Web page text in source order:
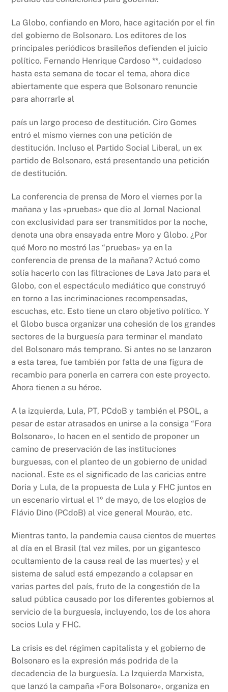
La Globo, confiando en Moro, hace agitación por el fin
del gobierno de Bolsonaro. Los editores de los
principales periódicos brasileños defienden el juicio
político. Fernando Henrique Cardoso **, cuidadoso
hasta esta semana de tocar el tema, ahora dice
abiertamente que espera que Bolsonaro renuncie
para ahorrarle al
país un largo proceso de destitución. Ciro Gomes
entró el mismo viernes con una petición de
destitución. Incluso el Partido Social Liberal, un ex
partido de Bolsonaro, está presentando una petición
de destitución.
La conferencia de prensa de Moro el viernes por la
mañana y las «pruebas» que dio al Jornal Nacional
con exclusividad para ser transmitidos por la noche,
denota una obra ensayada entre Moro y Globo. ¿Por
qué Moro no mostró las “pruebas» ya en la
conferencia de prensa de la mañana? Actuó como
solía hacerlo con las filtraciones de Lava Jato para el
Globo, con el espectáculo mediático que construyó
en torno a las incriminaciones recompensadas,
escuchas, etc. Esto tiene un claro objetivo político. Y
el Globo busca organizar una cohesión de los grandes
sectores de la burguesía para terminar el mandato
del Bolsonaro más temprano. Si antes no se lanzaron
a esta tarea, fue también por falta de una figura de
recambio para ponerla en carrera con este proyecto.
Ahora tienen a su héroe.
A la izquierda, Lula, PT, PCdoB y también el PSOL, a
pesar de estar atrasados en unirse a la consiga “Fora
Bolsonaro», lo hacen en el sentido de proponer un
camino de preservación de las instituciones
burguesas, con el planteo de un gobierno de unidad
nacional. Este es el significado de las caricias entre
Doria y Lula, de la propuesta de Lula y FHC juntos en
un escenario virtual el 1º de mayo, de los elogios de
Flávio Dino (PCdoB) al vice general Mourão, etc.
Mientras tanto, la pandemia causa cientos de muertes
al día en el Brasil (tal vez miles, por un gigantesco
ocultamiento de la causa real de las muertes) y el
sistema de salud está empezando a colapsar en
varias partes del país, fruto de la congestión de la
salud pública causado por los diferentes gobiernos al
servicio de la burguesía, incluyendo, los de los ahora
socios Lula y FHC.
La crisis es del régimen capitalista y el gobierno de
Bolsonaro es la expresión más podrida de la
decadencia de la burguesía. La Izquierda Marxista,
que lanzó la campaña «Fora Bolsonaro», organiza en